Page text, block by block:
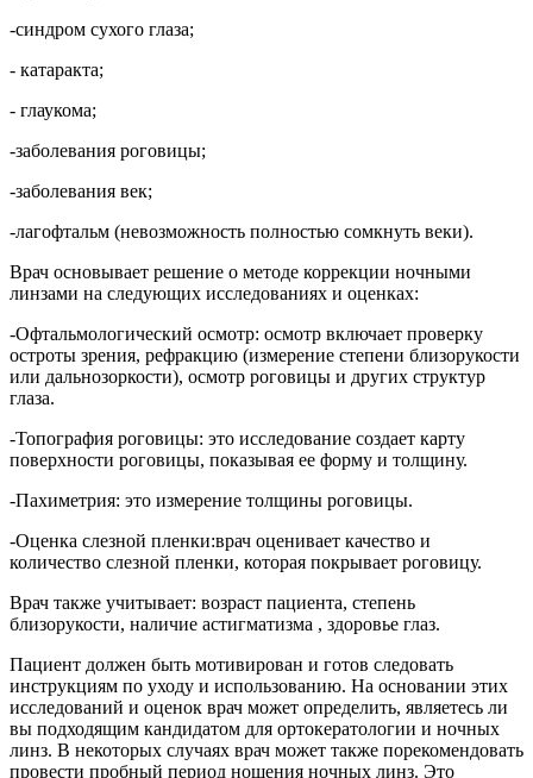
-синдром сухого глаза;
- катаракта;
- глаукома;
-заболевания роговицы;
-заболевания век;
-лагофтальм (невозможность полностью сомкнуть веки).
Врач основывает решение о методе коррекции ночными
линзами на следующих исследованиях и оценках:
-Офтальмологический осмотр: осмотр включает проверку
остроты зрения, рефракцию (измерение степени близорукости
или дальнозоркости), осмотр роговицы и других структур
глаза.
-Топография роговицы: это исследование создает карту
поверхности роговицы, показывая ее форму и толщину.
-Пахиметрия: это измерение толщины роговицы.
-Оценка слезной пленки:врач оценивает качество и
количество слезной пленки, которая покрывает роговицу.
Врач также учитывает: возраст пациента, степень
близорукости, наличие астигматизма , здоровье глаз.
Пациент должен быть мотивирован и готов следовать
инструкциям по уходу и использованию. На основании этих
исследований и оценок врач может определить, являетесь ли
вы подходящим кандидатом для ортокератологии и ночных
линз. В некоторых случаях врач может также порекомендовать
провести пробный период ношения ночных линз. Это